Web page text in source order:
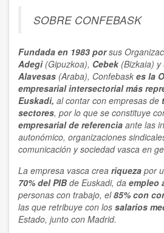
SOBRE CONFEBASK
Fundada en 1983 porsus
Adegi (Gipuzkoa), Cebek(Bizkaia) y
Alavesas (Araba), Confebask es la
empresarial intersectorial más
Euskadi, al contar con empresas de
sectores, por lo que se constituye
empresarial de referencia ante las
autonómico, organizaciones
comunicación y sociedad vasca en
La empresa vasca crea riqueza por
70% del PIB de Euskadi, da empleo
personas con trabajo, el85% con
las que retribuye con los salarios
Estado, junto con Madrid.